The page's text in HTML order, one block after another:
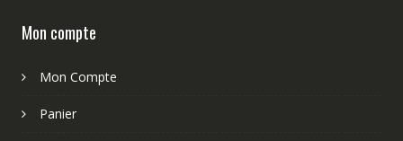
Mon compte
Mon Compte
Panier